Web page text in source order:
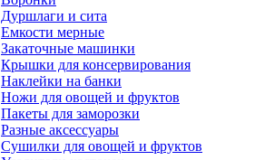
Дуршлаги и сита
Емкости мерные
Закаточные машинки
Крышки для консервирования
Наклейки на банки
Ножи для овощей и фруктов
Пакеты для заморозки
Разные аксессуары
Сушилки для овощей и фруктов